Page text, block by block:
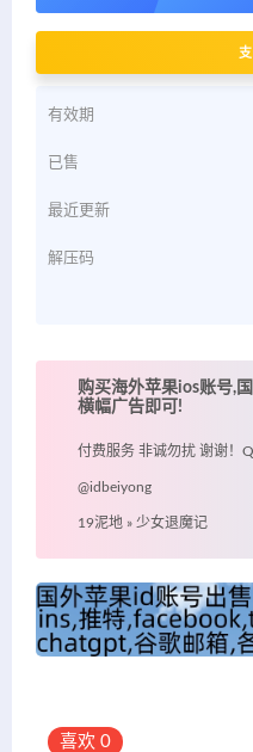
有效期
已售
最近更新
解压码
购买海外苹果ios账号,
横幅广告即可!
付费服务 非诚勿扰 谢谢！
@idbeiyong
19泥地 » 少女退魔记
喜欢 0